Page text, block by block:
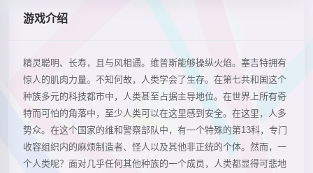
游戏介绍
精灵聪明、长寿，且与风相通。维普斯能够操纵火焰。塞吉特拥有
惊人的肌肉力量。不知何故，人类学会了生存。在第七共和国这个
种族多元的科技都市中，人类甚至占据主导地位。在世界上所有奇
特而可怕的角落中，至少人类可以在这里感到安全。在这里，人多
势众。在这个国家的维和警察部队中，有一个特殊的第13科，专门
收容组织内的麻烦制造者、怪人以及其他非正统的个体。然而，一
个人类呢？面对几乎任何其他种族的一个成员，人类都显得可悲地